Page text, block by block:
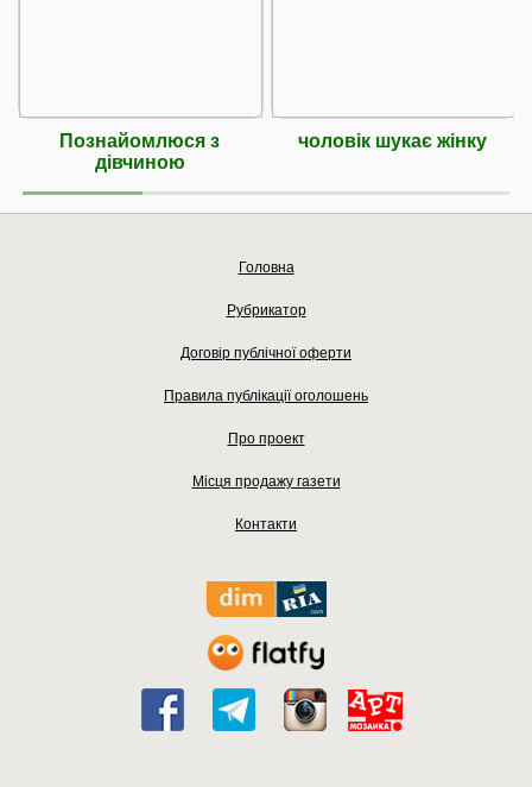
Познайомлюся з
дівчиною
чоловік шукає жінку
Головна
Рубрикатор
Договір публічної оферти
Правила публікації оголошень
Про проект
Місця продажу газети
Контакти